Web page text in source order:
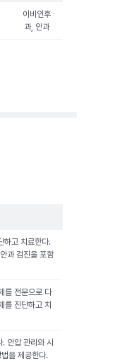
이비인후
과, 안과
하고 치료한다.
과 검진을 포함
를 전문으로 다
를 진단하고 치
안압 관리와 시
을 제공한다.